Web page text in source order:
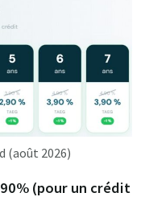
(août 2026)
(pour un crédit